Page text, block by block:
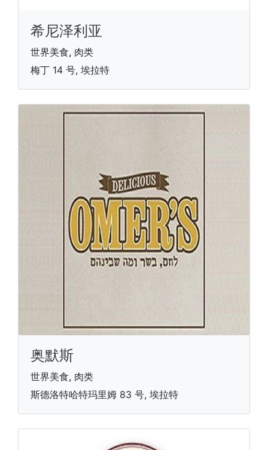
希尼泽利亚
世界美食, 肉类
梅丁 14 号, 埃拉特
奥默斯
世界美食, 肉类
斯德洛特哈特玛里姆 83 号, 埃拉特